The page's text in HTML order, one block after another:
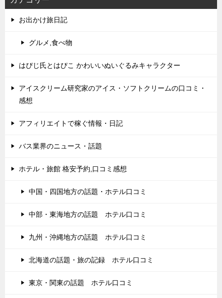
お出かけ旅日記
グルメ,食べ物
はぴじ氏とはぴこ かわいいぬいぐるみキャラクター
アイスクリーム研究家のアイス・ソフトクリームの口コミ・
感想
アフィリエイトで稼ぐ情報・日記
バス業界のニュース・話題
ホテル・旅館 格安予約,口コミ感想
中国・四国地方の話題・ホテル口コミ
中部・東海地方の話題 ホテル口コミ
九州・沖縄地方の話題 ホテル口コミ
北海道の話題・旅の記録 ホテル口コミ
東京・関東の話題 ホテル口コミ